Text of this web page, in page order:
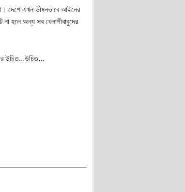
দেশে এখন ভীষনভাবে আইনের
হলে অন্য সব খেলাপীবাবুদের
উচিত...উচিত...